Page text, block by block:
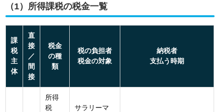
（1）所得課税の税金一覧
課
税
主
体
直
接
／
間
接
税金
の種
類
税の負担者
税金の対象
納税者
支払う時期
所得
税
サラリーマ